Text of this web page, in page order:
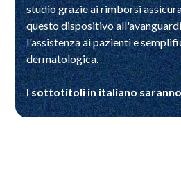
studio grazie ai rimborsi
questo dispositivo
l'assistenza ai pazienti e
dermatologica.
I sottotitoli in italiano